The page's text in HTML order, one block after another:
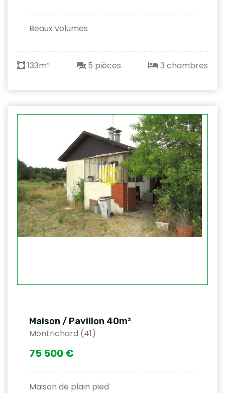
Beaux volumes
133m² 5 pièces 3 chambres
Maison / Pavillon 40m²
Montrichard (41)
75 500 €
Maison de plain pied